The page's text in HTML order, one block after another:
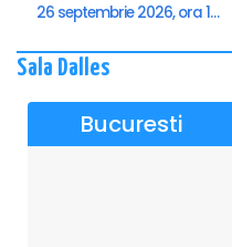
26 septembrie 2026, ora 19:00
Sala Dalles
Bucuresti